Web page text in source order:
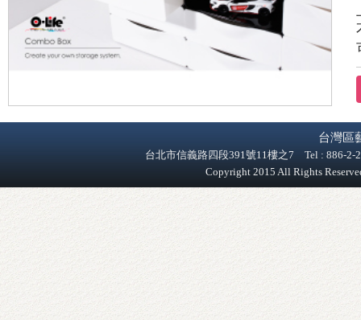
台灣區
台北市信義路四段391號11樓之7 Tel : 886-
Copyright 2015 All Rights